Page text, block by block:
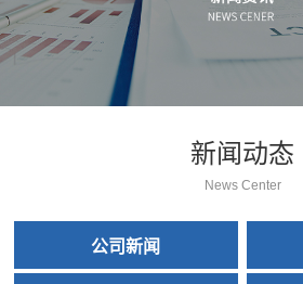
新闻动态
News Center
公司新闻